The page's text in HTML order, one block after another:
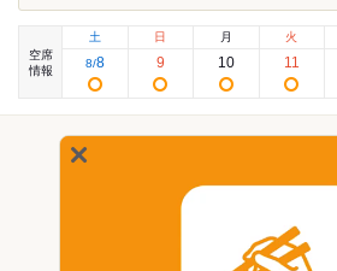
空席
情報
土
8/8
日
9
月
10
火
11